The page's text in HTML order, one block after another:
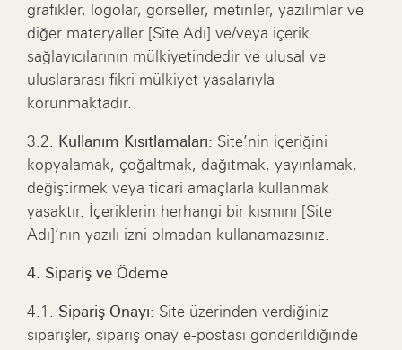
grafikler, logolar, görseller, metinler, yazılımlar ve
diğer materyaller [Site Adı] ve/veya içerik
sağlayıcılarının mülkiyetindedir ve ulusal ve
uluslararası fikri mülkiyet yasalarıyla
korunmaktadır.
3.2. Kullanım Kısıtlamaları: Site’nin içeriğini
kopyalamak, çoğaltmak, dağıtmak, yayınlamak,
değiştirmek veya ticari amaçlarla kullanmak
yasaktır. İçeriklerin herhangi bir kısmını [Site
Adı]’nın yazılı izni olmadan kullanamazsınız.
4. Sipariş ve Ödeme
4.1. Sipariş Onayı: Site üzerinden verdiğiniz
siparişler, sipariş onay e-postası gönderildiğinde